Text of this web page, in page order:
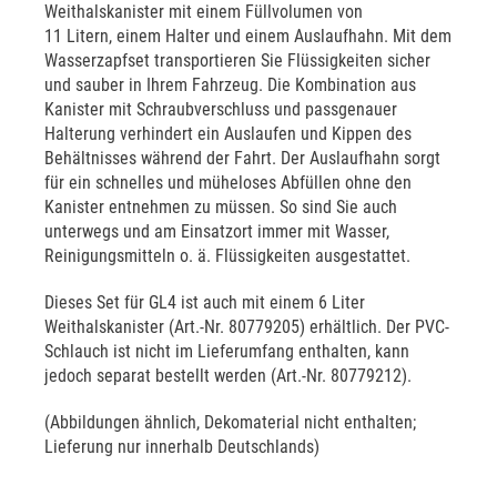
Weithalskanister mit einem Füllvolumen von
11 Litern, einem Halter und einem Auslaufhahn. Mit dem
Wasserzapfset transportieren Sie Flüssigkeiten sicher
und sauber in Ihrem Fahrzeug. Die Kombination aus
Kanister mit Schraubverschluss und passgenauer
Halterung verhindert ein Auslaufen und Kippen des
Behältnisses während der Fahrt. Der Auslaufhahn sorgt
für ein schnelles und müheloses Abfüllen ohne den
Kanister entnehmen zu müssen. So sind Sie auch
unterwegs und am Einsatzort immer mit Wasser,
Reinigungsmitteln o. ä. Flüssigkeiten ausgestattet.
Dieses Set für GL4 ist auch mit einem 6 Liter
Weithalskanister (Art.-Nr. 80779205) erhältlich. Der PVC-
Schlauch ist nicht im Lieferumfang enthalten, kann
jedoch separat bestellt werden (Art.-Nr. 80779212).
(Abbildungen ähnlich, Dekomaterial nicht enthalten;
Lieferung nur innerhalb Deutschlands)